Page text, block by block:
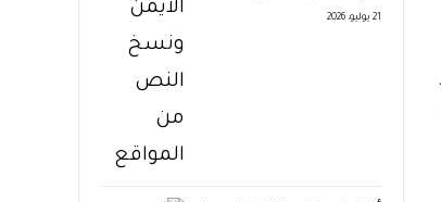
21 يوليو، 2026